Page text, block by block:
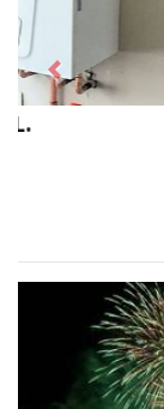
Larraulgo
Previous